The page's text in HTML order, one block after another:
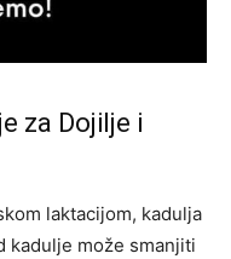
za Dojilje i
laktacijom, kadulja
kadulje može smanjiti